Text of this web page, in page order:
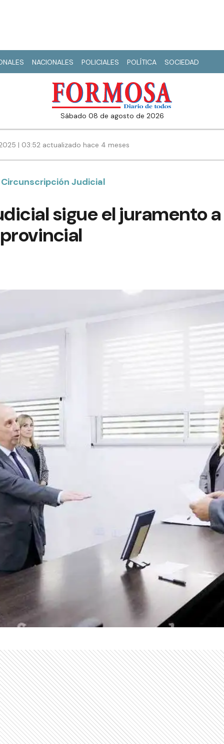
NACIONALES POLICIALES POLÍTICA SOCIEDAD
sábado 08 de agosto de 2026
| 03:52 actualizado hace 4 meses
Judicial
sigue el juramento